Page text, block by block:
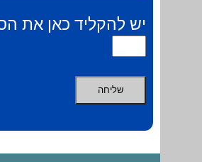
יש להקליד כאן את